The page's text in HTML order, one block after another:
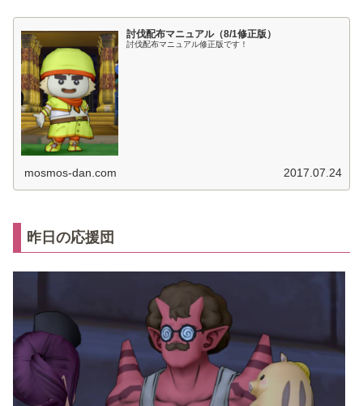
討伐配布マニュアル（8/1修正版）
討伐配布マニュアル修正版です！
mosmos-dan.com 2017.07.24
昨日の応援団